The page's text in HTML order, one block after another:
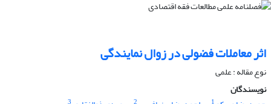
اثر معاملات فضولی در زوال نمایندگی
نوع مقاله : علمی
نویسندگان